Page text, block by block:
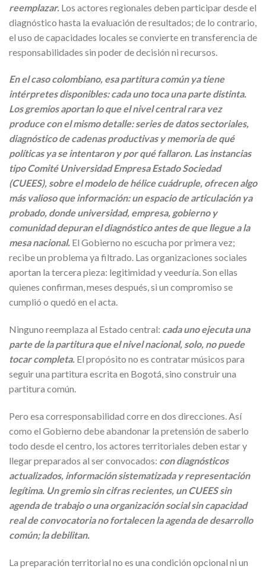
reemplazar. Los actores regionales deben participar desde el
diagnóstico hasta la evaluación de resultados; de lo contrario,
el uso de capacidades locales se convierte en transferencia de
responsabilidades sin poder de decisión ni recursos.
En el caso colombiano, esa partitura común ya tiene
intérpretes disponibles: cada uno toca una parte distinta.
Los gremios aportan lo que el nivel central rara vez
produce con el mismo detalle: series de datos sectoriales,
diagnóstico de cadenas productivas y memoria de qué
políticas ya se intentaron y por qué fallaron. Las instancias
tipo Comité Universidad Empresa Estado Sociedad
(CUEES), sobre el modelo de hélice cuádruple, ofrecen algo
más valioso que información: un espacio de articulación ya
probado, donde universidad, empresa, gobierno y
comunidad depuran el diagnóstico antes de que llegue a la
mesa nacional. El Gobierno no escucha por primera vez;
recibe un problema ya filtrado. Las organizaciones sociales
aportan la tercera pieza: legitimidad y veeduría. Son ellas
quienes confirman, meses después, si un compromiso se
cumplió o quedó en el acta.
Ninguno reemplaza al Estado central: cada uno ejecuta una
parte de la partitura que el nivel nacional, solo, no puede
tocar completa. El propósito no es contratar músicos para
seguir una partitura escrita en Bogotá, sino construir una
partitura común.
Pero esa corresponsabilidad corre en dos direcciones. Así
como el Gobierno debe abandonar la pretensión de saberlo
todo desde el centro, los actores territoriales deben estar y
llegar preparados al ser convocados: con diagnósticos
actualizados, información sistematizada y representación
legítima. Un gremio sin cifras recientes, un CUEES sin
agenda de trabajo o una organización social sin capacidad
real de convocatoria no fortalecen la agenda de desarrollo
común; la debilitan.
La preparación territorial no es una condición opcional ni un